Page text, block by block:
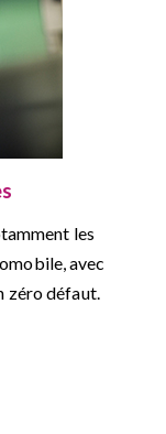
les
avec
zéro défaut.